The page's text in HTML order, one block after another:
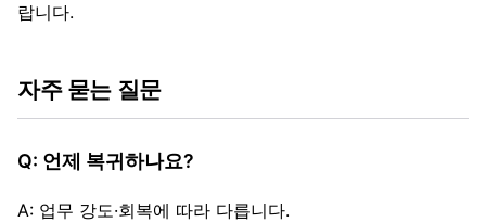
랍니다.
자주 묻는 질문
Q: 언제 복귀하나요?
A: 업무 강도·회복에 따라 다릅니다.